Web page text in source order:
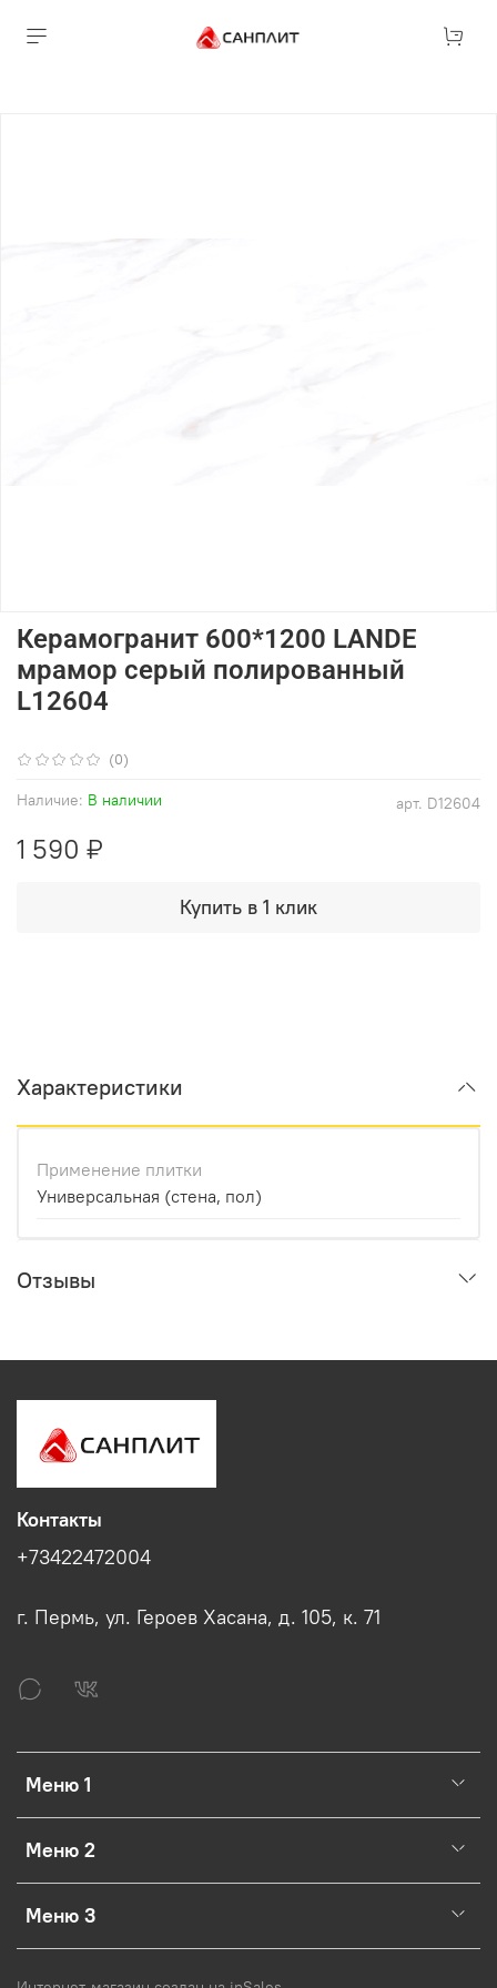
(0)
арт. D12604
Наличие: В наличии
Керамогранит 600*1200 LANDE
мрамор серый полированный
L12604
1 590 ₽
Купить в 1 клик
Характеристики
Применение плитки
Универсальная (стена, пол)
Отзывы
Меню 1
Меню 2
Меню 3
Контакты
+73422472004
г. Пермь, ул. Героев Хасана, д. 105, к. 71